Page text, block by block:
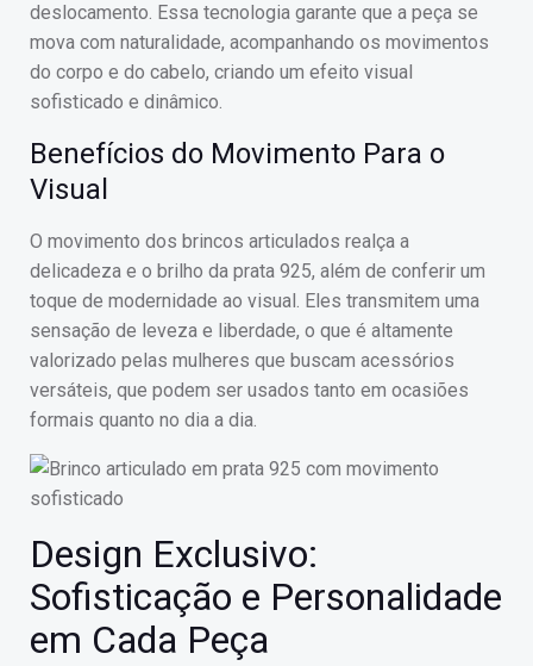
deslocamento. Essa tecnologia garante que a peça se
mova com naturalidade, acompanhando os movimentos
do corpo e do cabelo, criando um efeito visual
sofisticado e dinâmico.
Benefícios do Movimento Para o
Visual
O movimento dos brincos articulados realça a
delicadeza e o brilho da prata 925, além de conferir um
toque de modernidade ao visual. Eles transmitem uma
sensação de leveza e liberdade, o que é altamente
valorizado pelas mulheres que buscam acessórios
versáteis, que podem ser usados tanto em ocasiões
formais quanto no dia a dia.
Design Exclusivo:
Sofisticação e Personalidade
em Cada Peça